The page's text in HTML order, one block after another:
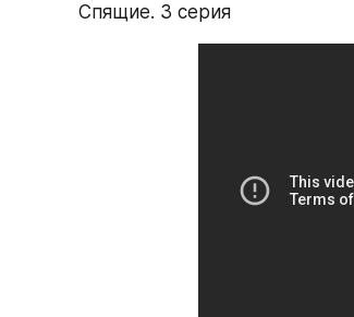
Спящие. 3 серия